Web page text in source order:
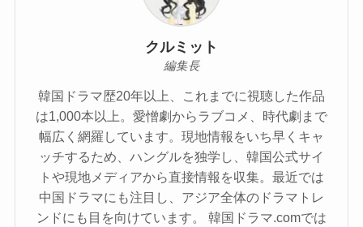
クルミット
編集長
韓国ドラマ歴20年以上、これまでに視聴した作品
は1,000本以上。愛憎劇からラブコメ、時代劇まで
幅広く網羅しています。現地情報をいち早くキャ
ッチするため、ハングルを独学し、韓国公式サイ
トや現地メディアから直接情報を収集。最近では
中国ドラマにも注目し、アジア全体のドラマトレ
ンドにも目を向けています。 韓国ドラマ.comでは